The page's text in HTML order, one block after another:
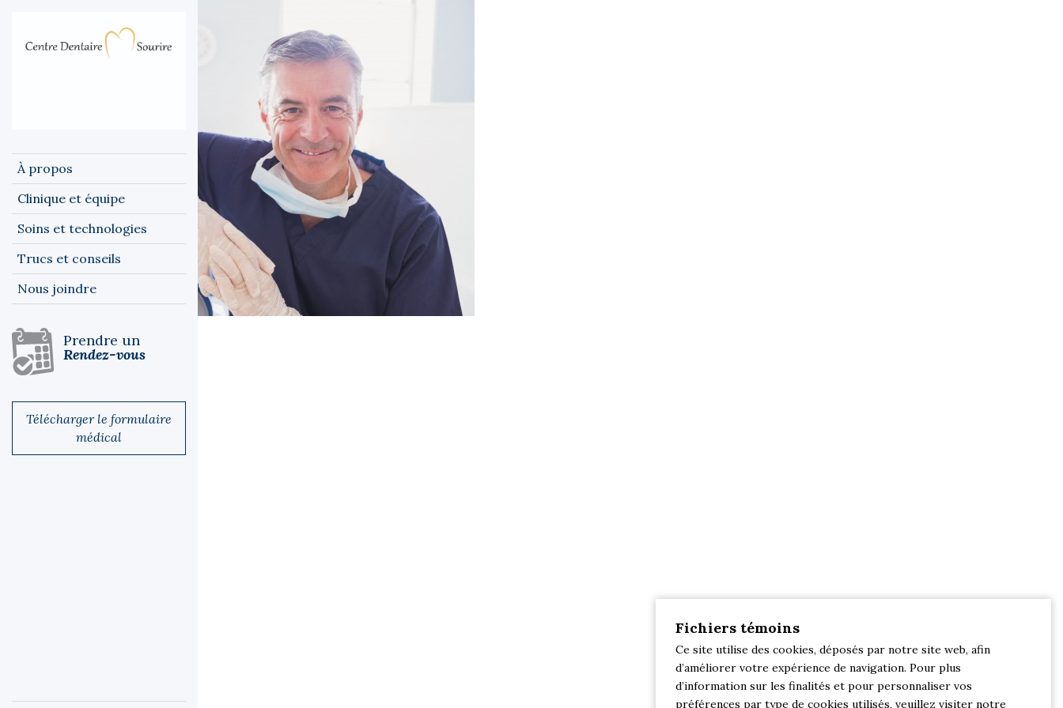
À propos
Clinique et équipe
Soins et technologies
Trucs et conseils
Nous joindre
Prendre un
Rendez-vous
Télécharger le formulaire
médical
Fichiers témoins
Ce site utilise des cookies, déposés par notre site web, afin
d’améliorer votre expérience de navigation. Pour plus
d’information sur les finalités et pour personnaliser vos
préférences par type de cookies utilisés, veuillez visiter notre